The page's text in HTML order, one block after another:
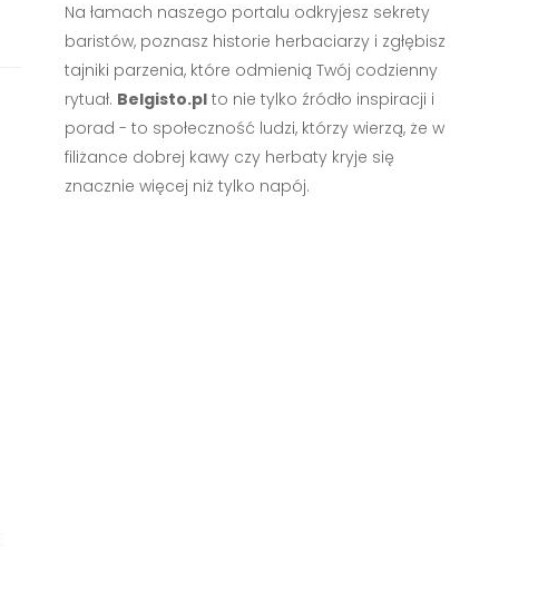
Na łamach naszego portalu odkryjesz sekrety
baristów, poznasz historie herbaciarzy i zgłębisz
tajniki parzenia, które odmienią Twój codzienny
rytuał. Belgisto.plto nie tylko źródło inspiracji i
porad - to społeczność ludzi, którzy wierzą, że w
filiżance dobrej kawy czy herbaty kryje się
znacznie więcej niż tylko napój.